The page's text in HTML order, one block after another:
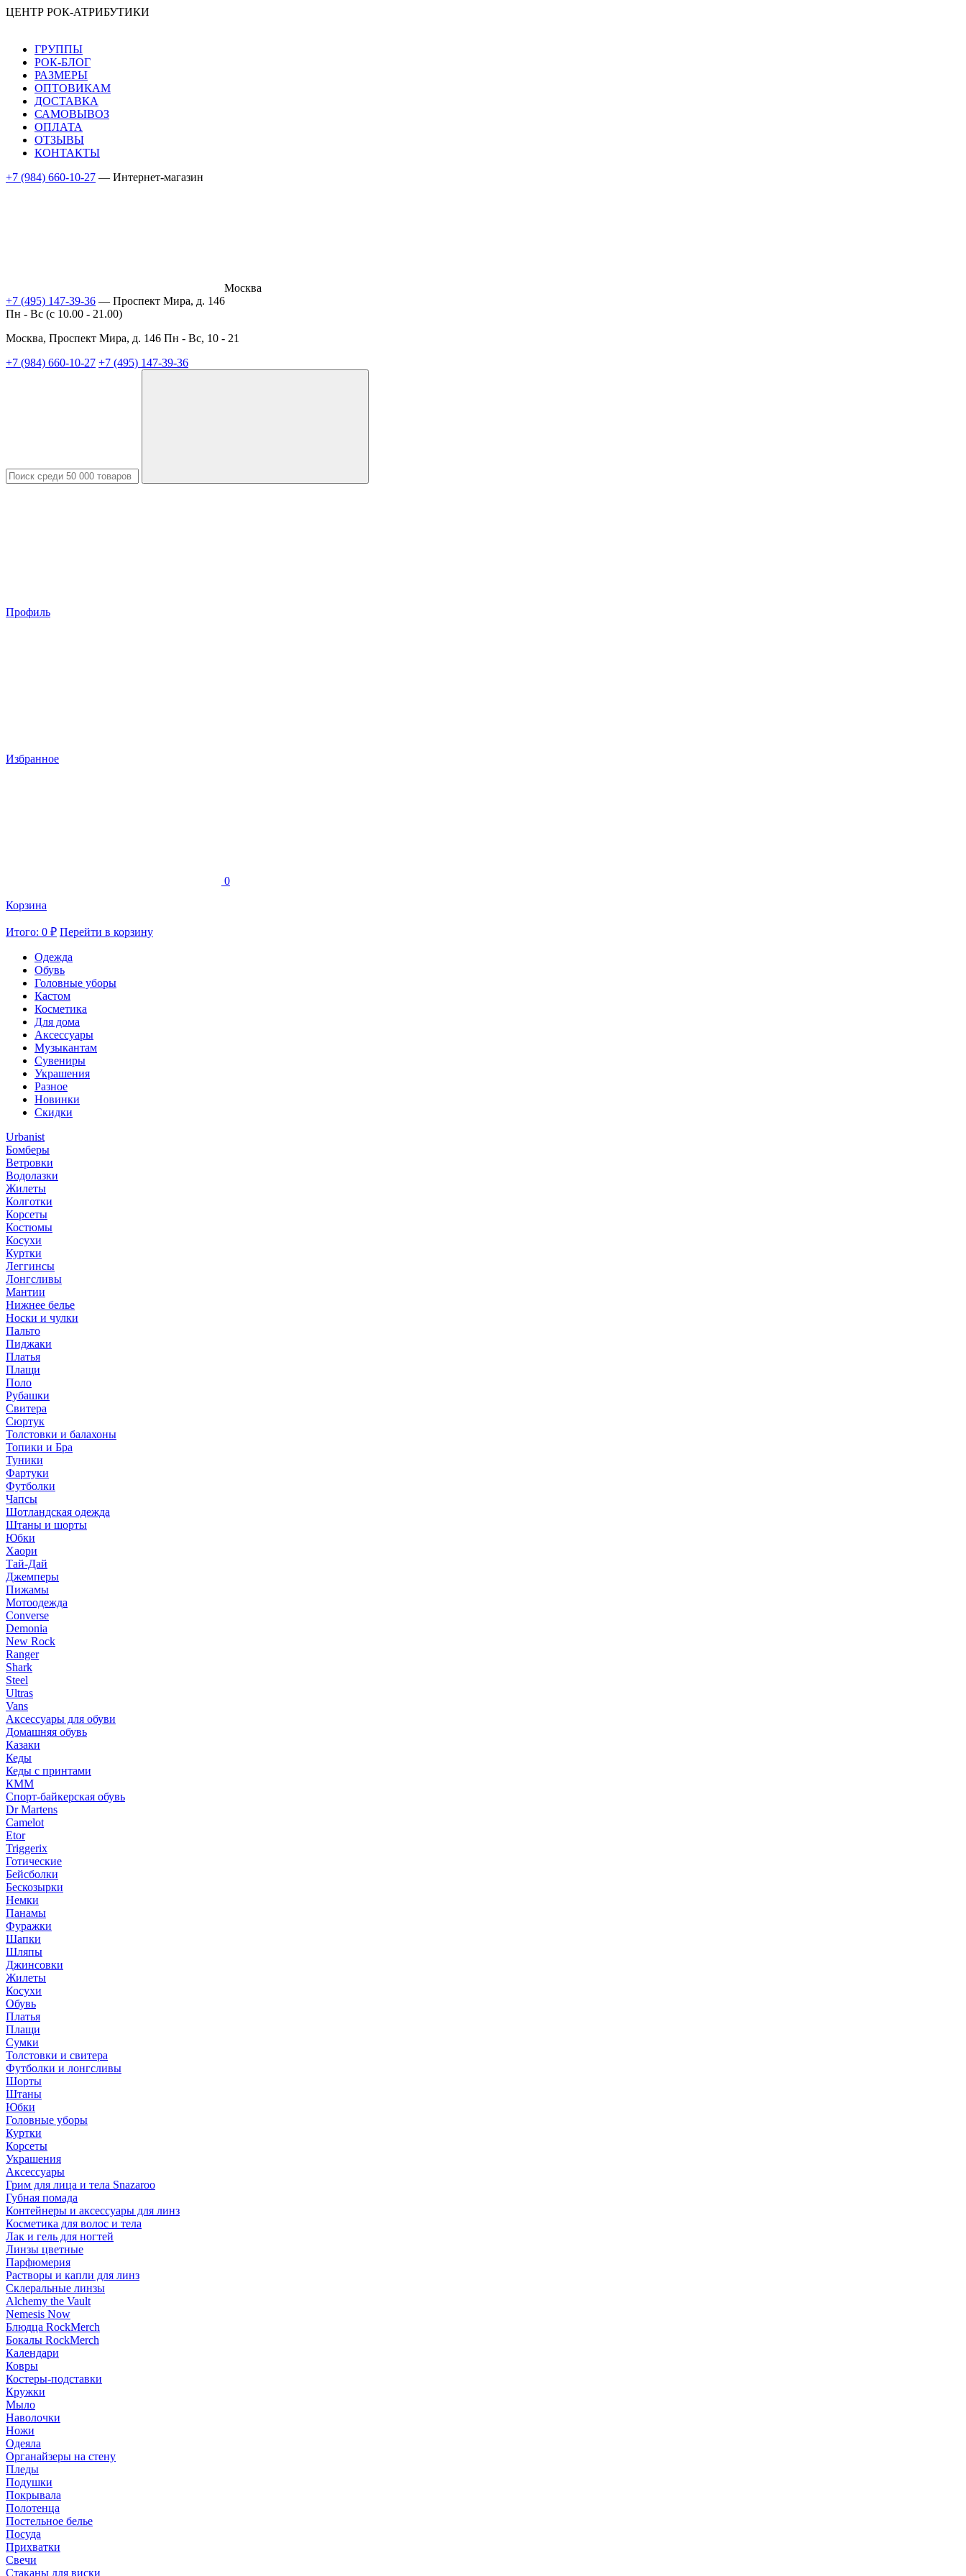
ЦЕНТР РОК-АТРИБУТИКИ
ГРУППЫ
РОК-БЛОГ
РАЗМЕРЫ
ОПТОВИКАМ
ДОСТАВКА
САМОВЫВОЗ
ОПЛАТА
ОТЗЫВЫ
КОНТАКТЫ
+7 (984) 660-10-27 — Интернет-магазин
Москва
+7 (495) 147-39-36 — Проспект Мира, д. 146
Пн - Вс (c 10.00 - 21.00)
Москва, Проспект Мира, д. 146 Пн - Вс, 10 - 21
+7 (984) 660-10-27 +7 (495) 147-39-36
Профиль
Избранное
0
Корзина
Итого: 0 ₽ Перейти в корзину
Одежда
Обувь
Головные уборы
Кастом
Косметика
Для дома
Аксессуары
Музыкантам
Сувениры
Украшения
Разное
Новинки
Скидки
Urbanist
Бомберы
Ветровки
Водолазки
Жилеты
Колготки
Корсеты
Костюмы
Косухи
Куртки
Леггинсы
Лонгсливы
Мантии
Нижнее белье
Носки и чулки
Пальто
Пиджаки
Платья
Плащи
Поло
Рубашки
Свитера
Сюртук
Толстовки и балахоны
Топики и Бра
Туники
Фартуки
Футболки
Чапсы
Шотландская одежда
Штаны и шорты
Юбки
Хаори
Тай-Дай
Джемперы
Пижамы
Мотоодежда
Converse
Demonia
New Rock
Ranger
Shark
Steel
Ultras
Vans
Аксессуары для обуви
Домашняя обувь
Казаки
Кеды
Кеды с принтами
КММ
Спорт-байкерская обувь
Dr Martens
Camelot
Etor
Triggerix
Готические
Бейсболки
Бескозырки
Немки
Панамы
Фуражки
Шапки
Шляпы
Джинсовки
Жилеты
Косухи
Обувь
Платья
Плащи
Сумки
Толстовки и свитера
Футболки и лонгсливы
Шорты
Штаны
Юбки
Головные уборы
Куртки
Корсеты
Украшения
Аксессуары
Грим для лица и тела Snazaroo
Губная помада
Контейнеры и аксессуары для линз
Косметика для волос и тела
Лак и гель для ногтей
Линзы цветные
Парфюмерия
Растворы и капли для линз
Склеральные линзы
Alchemy the Vault
Nemesis Now
Блюдца RockMerch
Бокалы RockMerch
Календари
Ковры
Костеры-подставки
Кружки
Мыло
Наволочки
Ножи
Одеяла
Органайзеры на стену
Пледы
Подушки
Покрывала
Полотенца
Постельное белье
Посуда
Прихватки
Свечи
Стаканы для виски